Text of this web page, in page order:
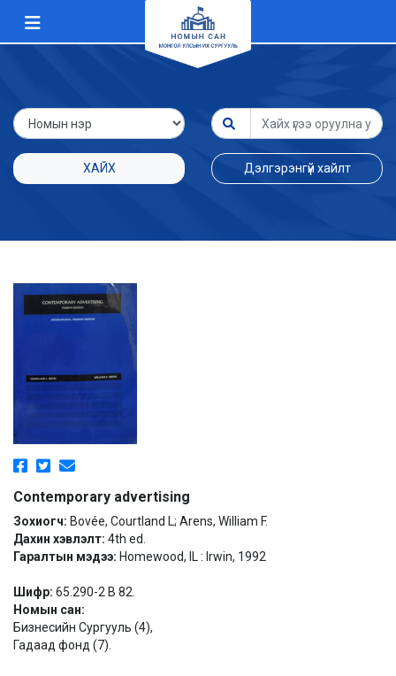
ХАЙХ Дэлгэрэнгүй хайлт
Contemporary advertising
Зохиогч: Bovée, Courtland L; Arens, William F.
Дахин хэвлэлт: 4th ed.
Гаралтын мэдээ: Homewood, IL : Irwin, 1992
Шифр: 65.290-2 B 82.
Номын сан:
Бизнесийн Сургууль (4),
Гадаад фонд (7).